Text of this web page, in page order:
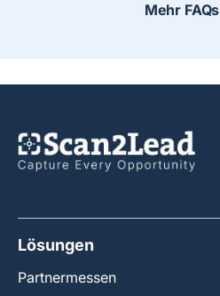
Mehr FAQs
Lösungen
Partnermessen